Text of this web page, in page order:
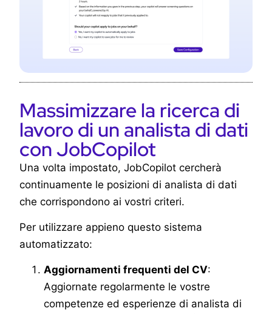
Massimizzare la ricerca di
lavoro di un analista di dati
con JobCopilot
Una volta impostato, JobCopilot cercherà
continuamente le posizioni di analista di dati
che corrispondono ai vostri criteri.
Per utilizzare appieno questo sistema
automatizzato:
Aggiornamenti frequenti del CV:
Aggiornate regolarmente le vostre
competenze ed esperienze di analista di